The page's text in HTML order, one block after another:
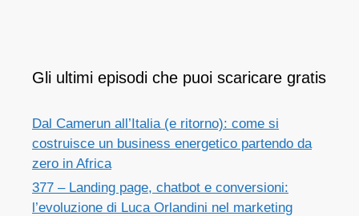
Gli ultimi episodi che puoi scaricare gratis
Dal Camerun all’Italia (e ritorno): come si
costruisce un business energetico partendo da
zero in Africa
377 – Landing page, chatbot e conversioni:
l’evoluzione di Luca Orlandini nel marketing